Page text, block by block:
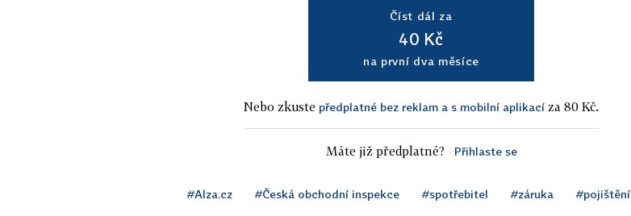
Číst dál za
40 Kč
na první dva měsíce
Nebo zkuste předplatné bez reklam a s mobilní aplikací za 80 Kč.
Máte již předplatné? Přihlaste se
#Alza.cz #Česká obchodní inspekce #spotřebitel #záruka #pojištění